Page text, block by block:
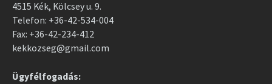
4515 Kék, Kölcsey u. 9.
Telefon: +36-42-534-004
Fax: +36-42-234-412
kekkozseg@gmail.com
Ügyfélfogadás: